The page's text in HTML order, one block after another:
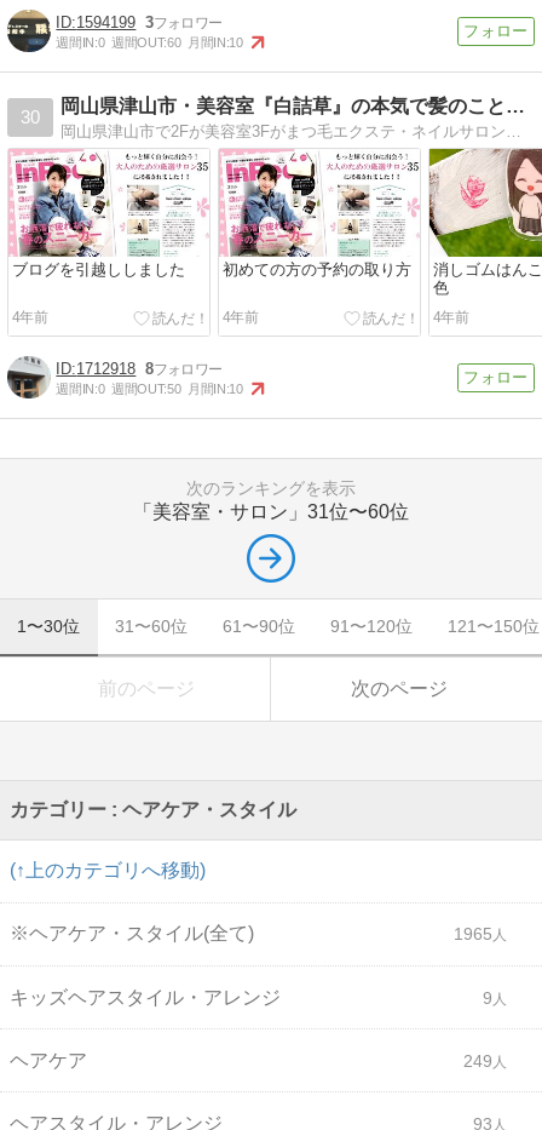
1594199 3
週間IN:0 週間OUT:60 月間IN:10
30
岡山県津山市・美容室『白詰草』の本気で髪のことを考えるブログ
岡山県津山市で2Fが美容室3Fがまつ毛エクステ・ネイルサロンをしています。マンツーマンでプライベート空間・美容所登録済みの安心・安全サロンです。
ブログを引越ししました
4年前
初めての方の予約の取り方
4年前
消しゴムはん
色
4年前
1712918 8
週間IN:0 週間OUT:50 月間IN:10
次のランキングを表示
「美容室・サロン」 31位〜60位
1〜30位 31〜60位 61〜90位 91〜120位 121〜150位
前のページ 次のページ
カテゴリー : ヘアケア・スタイル
(↑上のカテゴリへ移動)
※ヘアケア・スタイル(全て) 1965
キッズヘアスタイル・アレンジ 9
ヘアケア 249
ヘアスタイル・アレンジ 93